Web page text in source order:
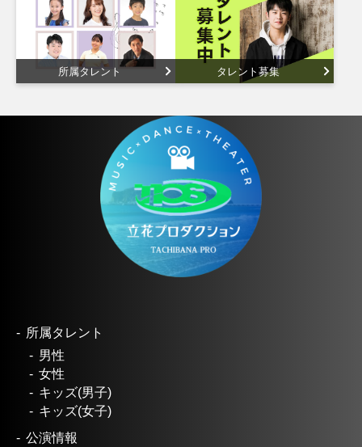
所属タレント タレント募集
所属タレント
男性
女性
キッズ(男子)
キッズ(女子)
公演情報